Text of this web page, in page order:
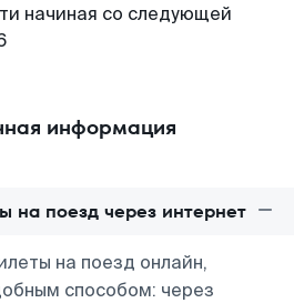
начиная со следующей
информация
на поезд через интернет
на поезд онлайн,
способом: через